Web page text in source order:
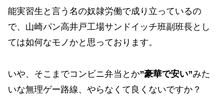
能実習生と言う名の奴隷労働で成り立っているの
で、山崎パン高井戸工場サンドイッチ班副班長とし
ては如何なモノかと思っております。
いや、そこまでコンビニ弁当とか”豪華で安い”みた
いな無理ゲー路線、やらなくて良くないですか？